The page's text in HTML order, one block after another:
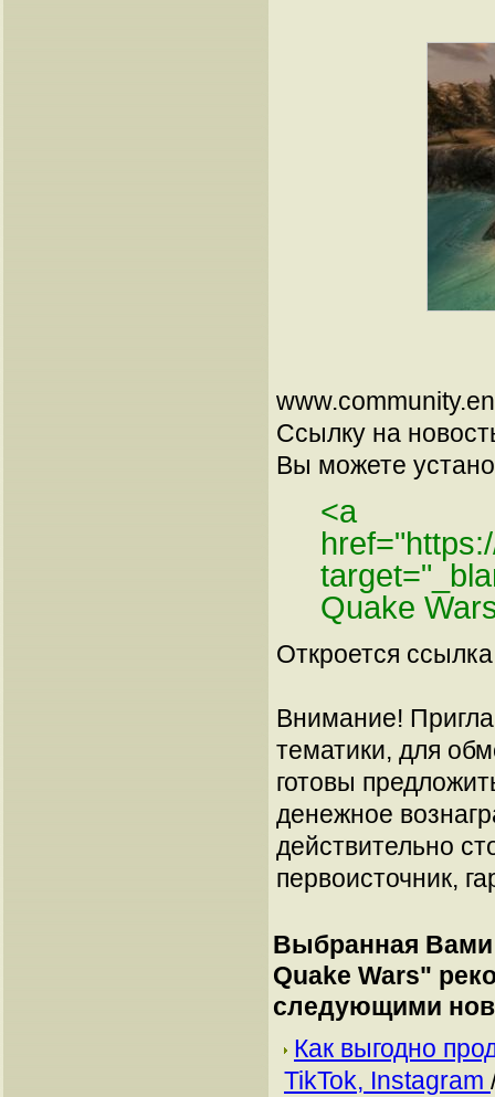
Ссылку на
Вы можете
<a
Quake
Откроется
Внимание!
тематики, для
готовы
денежное
действительно
первоисточник,
Выбранная Вами
Quake Wars"
следующими
Как выгодно
TikTok, Instagram